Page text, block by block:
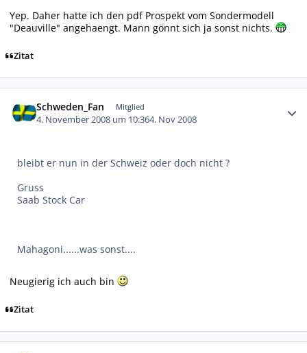
Yep. Daher hatte ich den pdf Prospekt vom Sondermodell
"Deauville" angehaengt. Mann gönnt sich ja sonst nichts.
Zitat
Schweden_Fan Mitglied
4. November 2008 um 10:364. Nov 2008
bleibt er nun in der Schweiz oder doch nicht ?
Gruss
Saab Stock Car
Mahagoni......was sonst....
Neugierig ich auch bin
Zitat